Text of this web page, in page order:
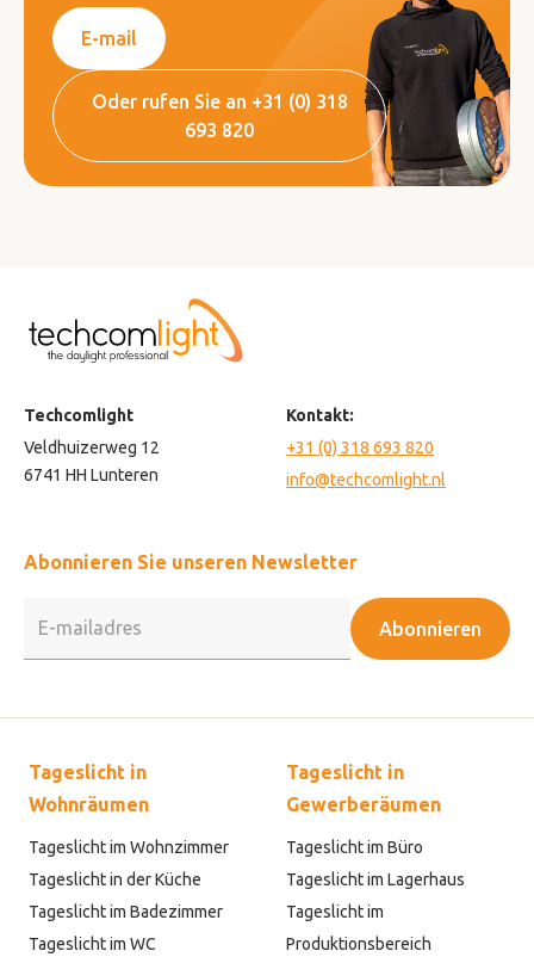
E-mail
Oder rufen Sie an +31 (0) 318
693 820
Techcomlight
Veldhuizerweg 12
6741 HH Lunteren
Kontakt:
+31 (0) 318 693 820
info@techcomlight.nl
Abonnieren Sie unseren Newsletter
Abonnieren
Tageslicht in
Wohnräumen
Tageslicht im Wohnzimmer
Tageslicht in der Küche
Tageslicht im Badezimmer
Tageslicht im WC
Tageslicht in
Gewerberäumen
Tageslicht im Büro
Tageslicht im Lagerhaus
Tageslicht im
Produktionsbereich